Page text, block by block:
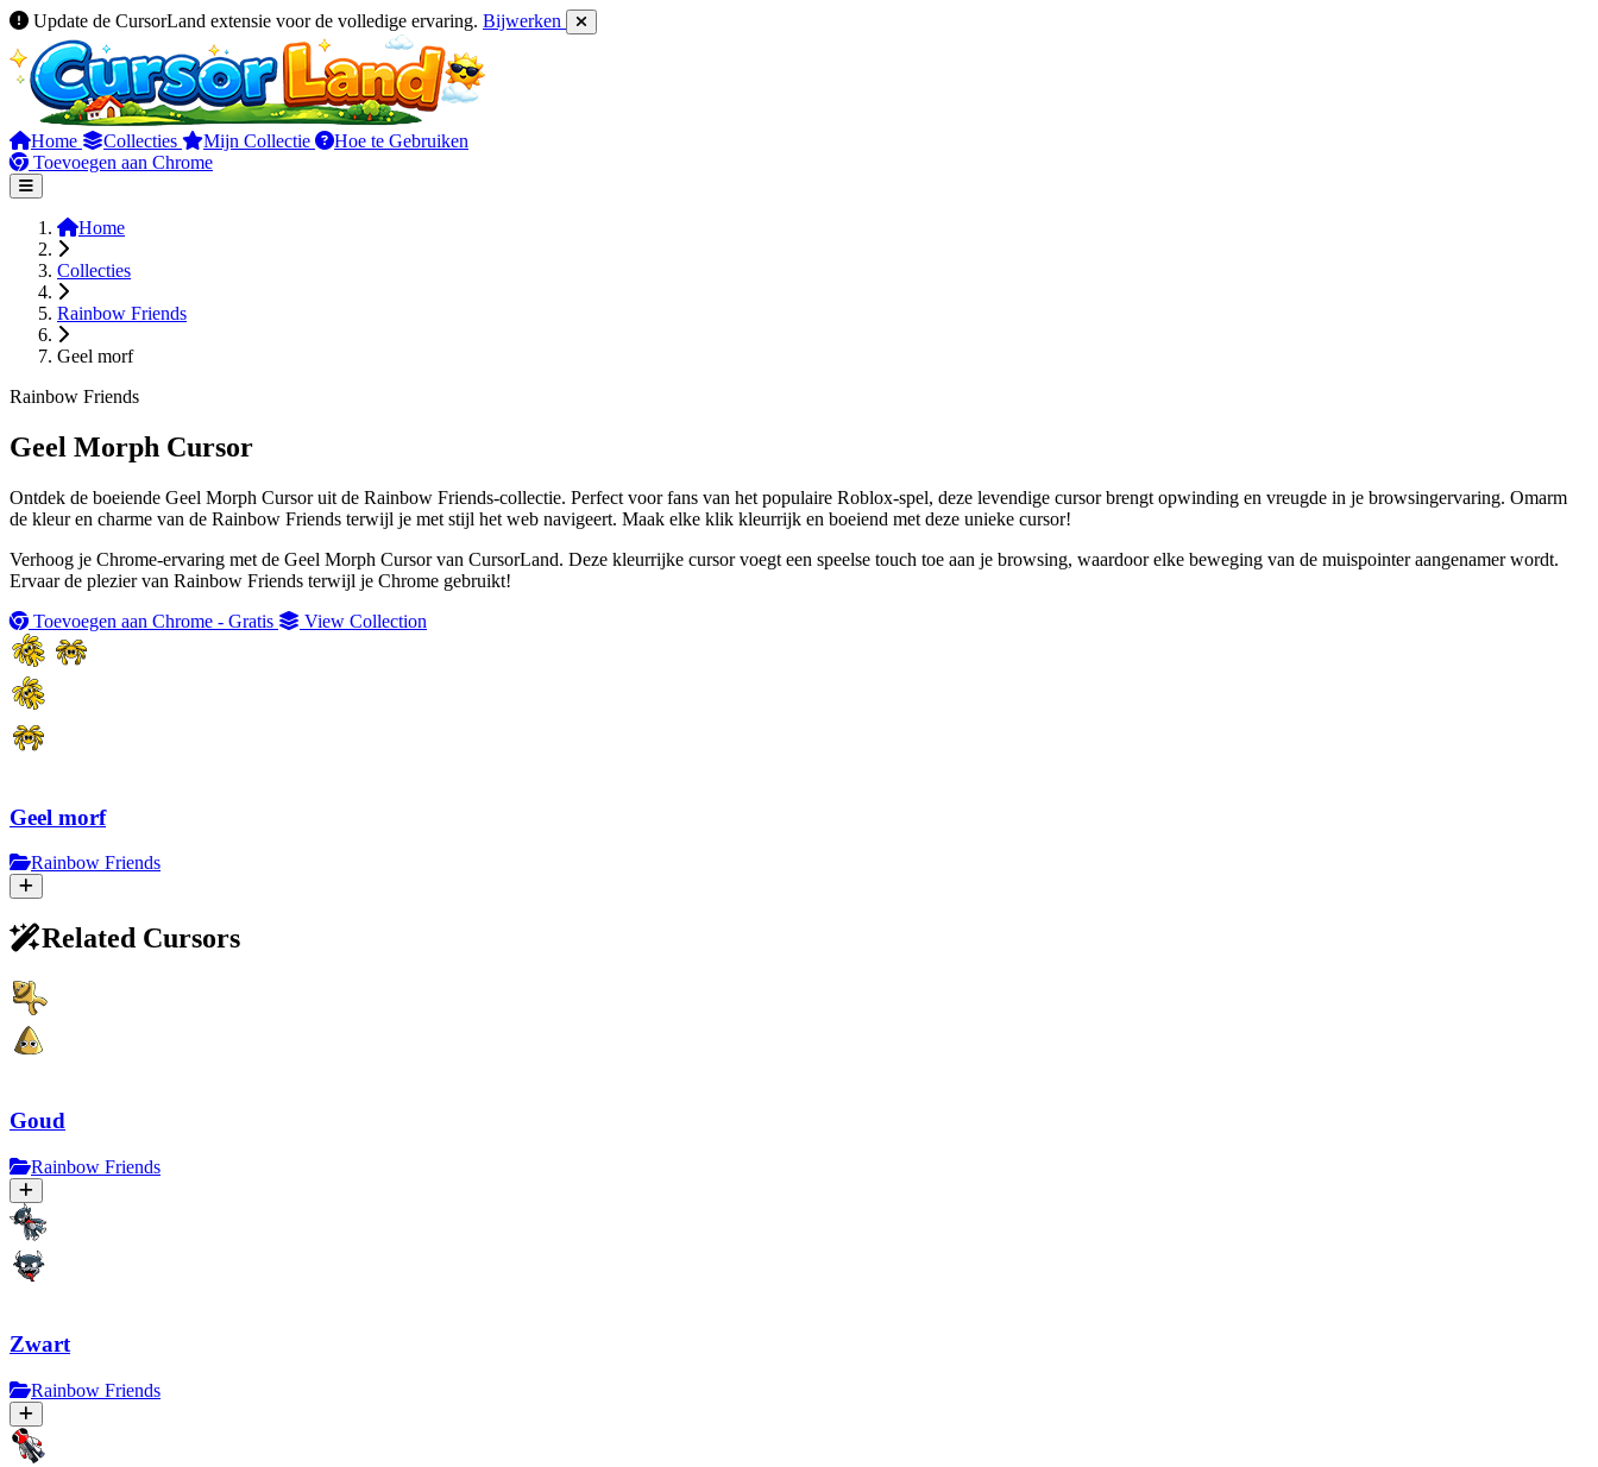
Update de CursorLand extensie voor de volledige ervaring. Bijwerken
Home Collecties Mijn Collectie
Hoe te Gebruiken
Toevoegen aan Chrome
Home
Collecties
Rainbow Friends
Geel morf
Rainbow Friends
Geel Morph Cursor
Ontdek de boeiende Geel Morph Cursor uit de Rainbow Friends-collectie. Perfect voor fans van het populaire Roblox-spel, deze levendige cursor brengt opwinding en vreugde in je browsingervaring. Omarm
de kleur en charme van de Rainbow Friends terwijl je met stijl het web navigeert. Maak elke klik kleurrijk en boeiend met deze unieke cursor!
Verhoog je Chrome-ervaring met de Geel Morph Cursor van CursorLand. Deze kleurrijke cursor voegt een speelse touch toe aan je browsing, waardoor elke beweging van de muispointer aangenamer wordt.
Ervaar de plezier van Rainbow Friends terwijl je Chrome gebruikt!
Toevoegen aan Chrome - Gratis
View Collection
Geel morf
Rainbow Friends
Related Cursors
Goud
Rainbow Friends
Zwart
Rainbow Friends